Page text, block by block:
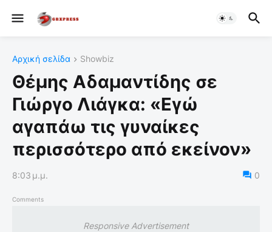
Αρχική σελίδα Showbiz
Θέμης Αδαμαντίδης σε
Γιώργο Λιάγκα: «Εγώ
αγαπάω τις γυναίκες
περισσότερο από εκείνον»
8:03 μ.μ. 0
Comments
Responsive Advertisement